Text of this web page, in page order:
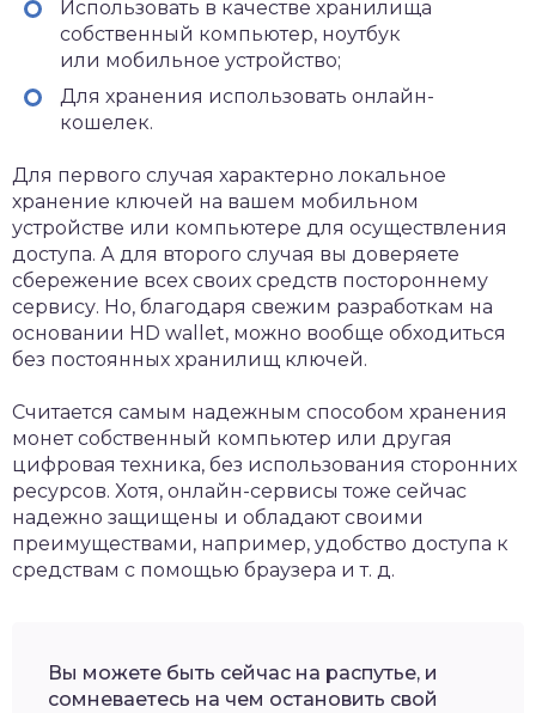
Использовать в качестве хранилища
собственный компьютер, ноутбук
или мобильное устройство;
Для хранения использовать онлайн-
кошелек.
Для первого случая характерно локальное
хранение ключей на вашем мобильном
устройстве или компьютере для осуществления
доступа. А для второго случая вы доверяете
сбережение всех своих средств постороннему
сервису. Но, благодаря свежим разработкам на
основании HD wallet, можно вообще обходиться
без постоянных хранилищ ключей.
Считается самым надежным способом хранения
монет собственный компьютер или другая
цифровая техника, без использования сторонних
ресурсов. Хотя, онлайн-сервисы тоже сейчас
надежно защищены и обладают своими
преимуществами, например, удобство доступа к
средствам с помощью браузера и т. д.
Вы можете быть сейчас на распутье, и
сомневаетесь на чем остановить свой